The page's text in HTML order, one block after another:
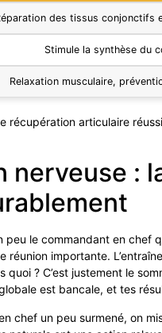
des tissus conjonctifs
Stimule la synthèse du
Relaxation musculaire,
récupération articulaire
nerveuse :
peu le commandant en
réunion importante.
quoi ? C’est justement le
est bancale, et tes
chef un peu surmené, on